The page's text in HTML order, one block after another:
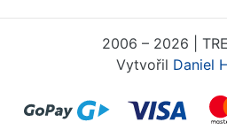
2006 – 2026 |
Vytvořil Daniel